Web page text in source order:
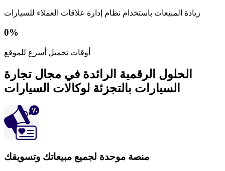
زيادة المبيعات باستخدام نظام إدارة علاقات العملاء للسيارات
0%
أوقات تحميل أسرع للموقع
الحلول الرقمية الرائدة في مجال تجارة
السيارات بالتجزئة لوكالات السيارات
منصة موحدة لجميع مبيعاتك وتسويقك